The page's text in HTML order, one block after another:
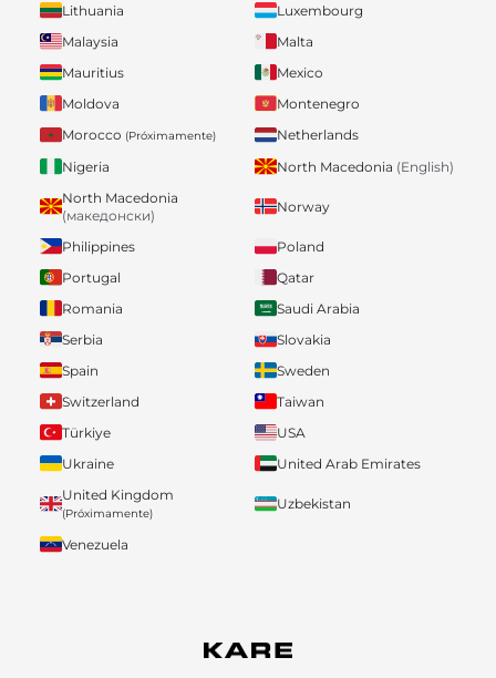
Lithuania
Luxembourg
Malaysia
Malta
Mauritius
Mexico
Moldova
Montenegro
Morocco (Próximamente)
Netherlands
Nigeria
North Macedonia (English)
North Macedonia
(македонски)
Norway
Philippines
Poland
Portugal
Qatar
Romania
Saudi Arabia
Serbia
Slovakia
Spain
Sweden
Switzerland
Taiwan
Türkiye
USA
Ukraine
United Arab Emirates
United Kingdom
(Próximamente)
Uzbekistan
Venezuela